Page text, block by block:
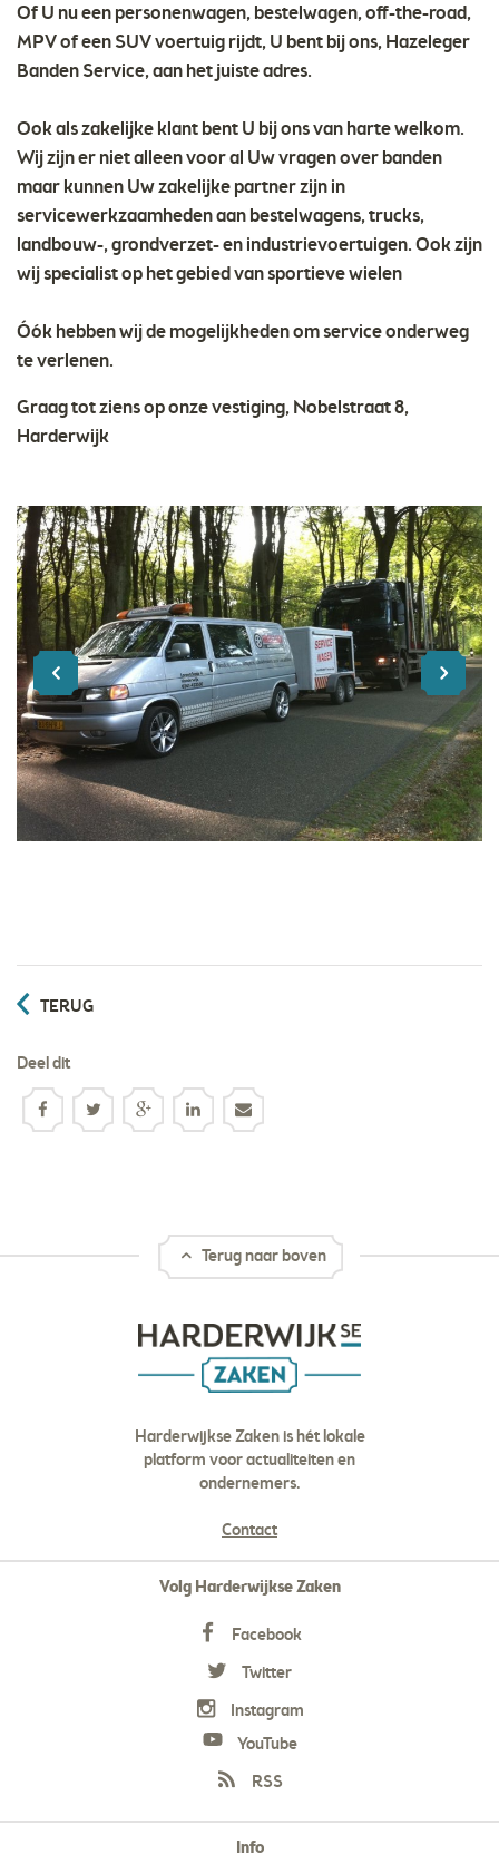
Of U nu een personenwagen, bestelwagen, off-the-road,
MPV of een SUV voertuig rijdt, U bent bij ons, Hazeleger
Banden Service, aan het juiste adres.
Ook als zakelijke klant bent U bij ons van harte welkom.
Wij zijn er niet alleen voor al Uw vragen over banden
maar kunnen Uw zakelijke partner zijn in
servicewerkzaamheden aan bestelwagens, trucks,
landbouw-, grondverzet- en industrievoertuigen. Ook zijn
wij specialist op het gebied van sportieve wielen
Óók hebben wij de mogelijkheden om service onderweg
te verlenen.
Graag tot ziens op onze vestiging, Nobelstraat 8,
Harderwijk
TERUG
Deel dit
Terug naar boven
Harderwijkse Zaken is hét lokale
platform voor actualiteiten en
ondernemers.
Contact
Volg Harderwijkse Zaken
Facebook
Twitter
Instagram
YouTube
RSS
Info